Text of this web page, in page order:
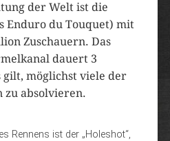
der Welt ist die
Enduro du Touquet) mit
Zuschauern. Das
dauert 3
gilt, möglichst viele der
zu absolvieren.
Rennens ist der „Holeshot“,